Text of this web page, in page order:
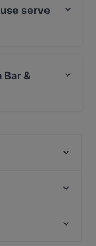
serve
&